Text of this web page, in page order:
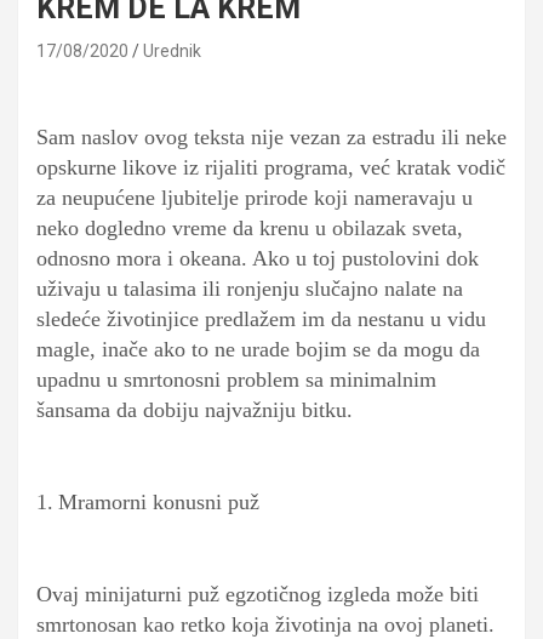
KREM DE LA KREM
17/08/2020 Urednik
Sam naslov ovog teksta nije vezan za estradu ili neke
opskurne likove iz rijaliti programa, već kratak vodič
za neupućene ljubitelje prirode koji nameravaju u
neko dogledno vreme da krenu u obilazak sveta,
odnosno mora i okeana. Ako u toj pustolovini dok
uživaju u talasima ili ronjenju slučajno nalate na
sledeće životinjice predlažem im da nestanu u vidu
magle, inače ako to ne urade bojim se da mogu da
upadnu u smrtonosni problem sa minimalnim
šansama da dobiju najvažniju bitku.
1. Mramorni konusni puž
Ovaj minijaturni puž egzotičnog izgleda može biti
smrtonosan kao retko koja životinja na ovoj planeti.